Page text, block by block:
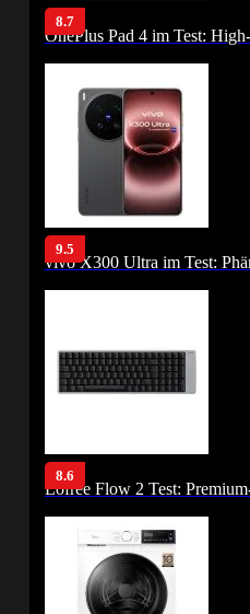
8.7
OnePlus Pad 4 im Test:
9.5
vivo X300 Ultra im Test:
8.6
Lofree Flow 2 Test: